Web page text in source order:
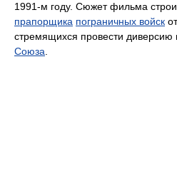
1991-м году. Сюжет фильма
прапорщика пограничных войск
стремящихся провести диверсию
Союза